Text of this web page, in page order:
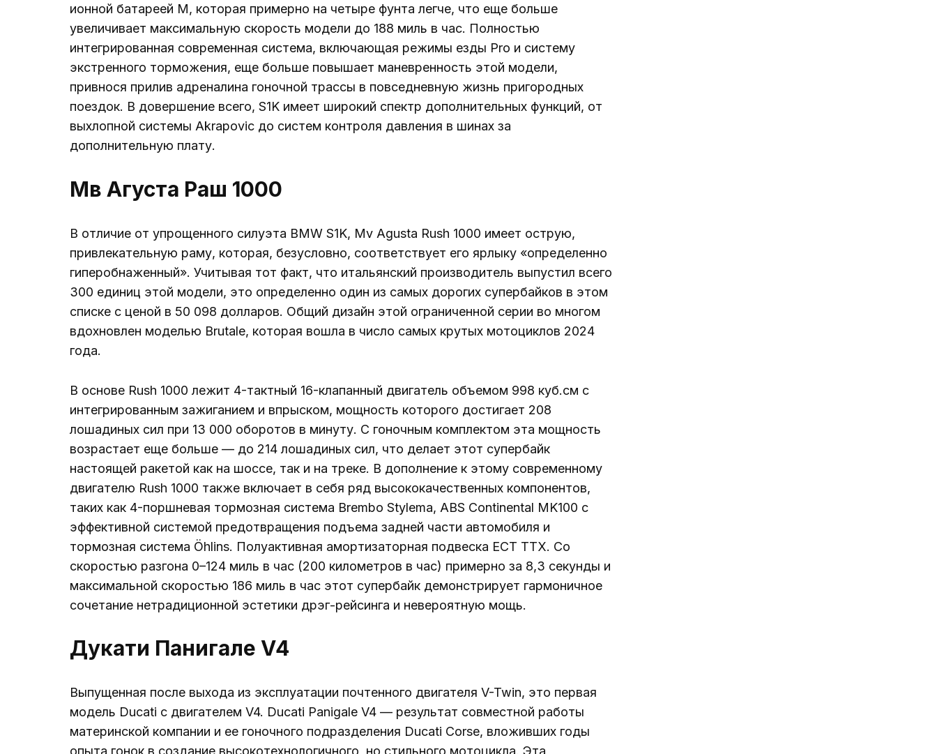
ионной батареей M, которая примерно на четыре фунта легче, что еще больше
увеличивает максимальную скорость модели до 188 миль в час. Полностью
интегрированная современная система, включающая режимы езды Pro и систему
экстренного торможения, еще больше повышает маневренность этой модели,
привнося прилив адреналина гоночной трассы в повседневную жизнь пригородных
поездок. В довершение всего, S1K имеет широкий спектр дополнительных функций, от
выхлопной системы Akrapovic до систем контроля давления в шинах за
дополнительную плату.
Мв Агуста Раш 1000
В отличие от упрощенного силуэта BMW S1K, Mv Agusta Rush 1000 имеет острую,
привлекательную раму, которая, безусловно, соответствует его ярлыку «определенно
гиперобнаженный». Учитывая тот факт, что итальянский производитель выпустил всего
300 единиц этой модели, это определенно один из самых дорогих супербайков в этом
списке с ценой в 50 098 долларов. Общий дизайн этой ограниченной серии во многом
вдохновлен моделью Brutale, которая вошла в число самых крутых мотоциклов 2024
года.
В основе Rush 1000 лежит 4-тактный 16-клапанный двигатель объемом 998 куб.см с
интегрированным зажиганием и впрыском, мощность которого достигает 208
лошадиных сил при 13 000 оборотов в минуту. С гоночным комплектом эта мощность
возрастает еще больше — до 214 лошадиных сил, что делает этот супербайк
настоящей ракетой как на шоссе, так и на треке. В дополнение к этому современному
двигателю Rush 1000 также включает в себя ряд высококачественных компонентов,
таких как 4-поршневая тормозная система Brembo Stylema, ABS Continental MK100 с
эффективной системой предотвращения подъема задней части автомобиля и
тормозная система Öhlins. Полуактивная амортизаторная подвеска ECT TTX. Со
скоростью разгона 0–124 миль в час (200 километров в час) примерно за 8,3 секунды и
максимальной скоростью 186 миль в час этот супербайк демонстрирует гармоничное
сочетание нетрадиционной эстетики дрэг-рейсинга и невероятную мощь.
Дукати Панигале V4
Выпущенная после выхода из эксплуатации почтенного двигателя V-Twin, это первая
модель Ducati с двигателем V4. Ducati Panigale V4 — результат совместной работы
материнской компании и ее гоночного подразделения Ducati Corse, вложивших годы